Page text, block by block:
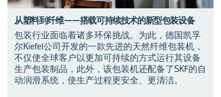
从塑料到纤维——搭载可持续技术的新型包装设备
包装行业面临着诸多环保挑战。为此，德国凯孚
尔Kiefel公司开发的一款先进的天然纤维包装机，
不仅使全球客户以更加可持续的方式运行其设备
生产包装制品，此外，该包装机还配备了SKF的自
动润滑系统，使生产过程更安全、更清洁。